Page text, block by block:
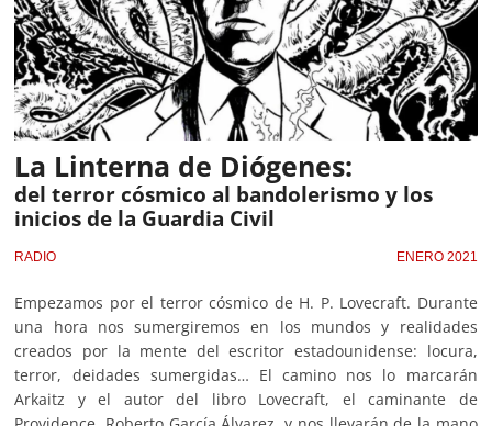
La Linterna de Diógenes:
del terror cósmico al bandolerismo y los
inicios de la Guardia Civil
RADIO ENERO 2021
Empezamos por el terror cósmico de H. P. Lovecraft. Durante
una hora nos sumergiremos en los mundos y realidades
creados por la mente del escritor estadounidense: locura,
terror, deidades sumergidas… El camino nos lo marcarán
Arkaitz y el autor del libro Lovecraft, el caminante de